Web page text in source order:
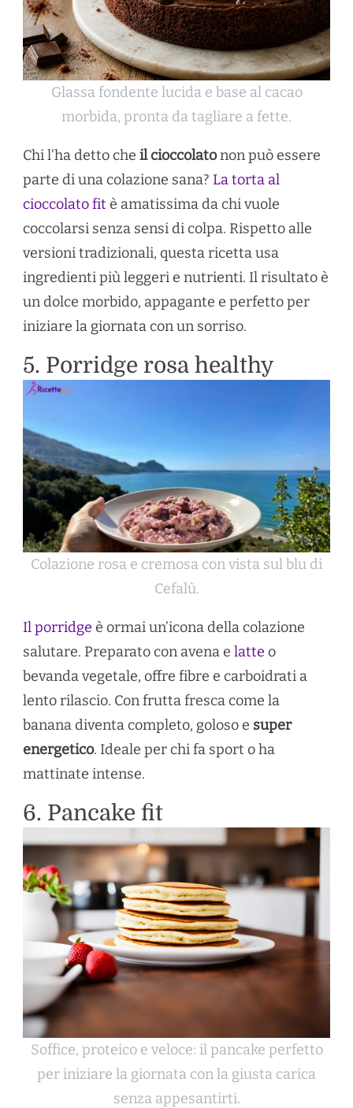
Glassa fondente lucida e base al cacao
morbida, pronta da tagliare a fette.
Chi l’ha detto che il cioccolatonon può essere
parte di una colazione sana? La torta al
cioccolato fit è amatissima da chi vuole
coccolarsi senza sensi di colpa. Rispetto alle
versioni tradizionali, questa ricetta usa
ingredienti più leggeri e nutrienti. Il risultato è
un dolce morbido, appagante e perfetto per
iniziare la giornata con un sorriso.
5. Porridge rosa healthy
Colazione rosa e cremosa con vista sul blu di
Cefalù.
Il porridge è ormai un’icona della colazione
salutare. Preparato con avena e latte o
bevanda vegetale, offre fibre e carboidrati a
lento rilascio. Con frutta fresca come la
banana diventa completo, goloso e super
energetico. Ideale per chi fa sport o ha
mattinate intense.
6. Pancake fit
Soffice, proteico e veloce: il pancake perfetto
per iniziare la giornata con la giusta carica
senza appesantirti.